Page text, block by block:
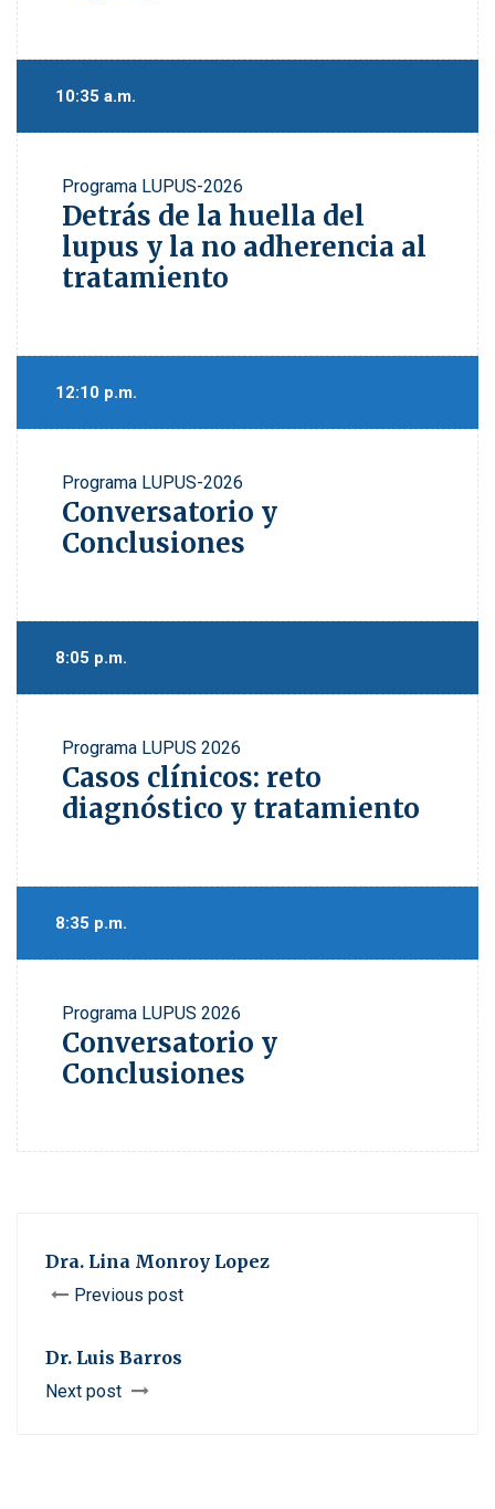
10:35 a.m.
Programa LUPUS-2026
Detrás de la huella del
lupus y la no adherencia al
tratamiento
12:10 p.m.
Programa LUPUS-2026
Conversatorio y
Conclusiones
8:05 p.m.
Programa LUPUS 2026
Casos clínicos: reto
diagnóstico y tratamiento
8:35 p.m.
Programa LUPUS 2026
Conversatorio y
Conclusiones
Dra. Lina Monroy Lopez
Previous post
Dr. Luis Barros
Next post